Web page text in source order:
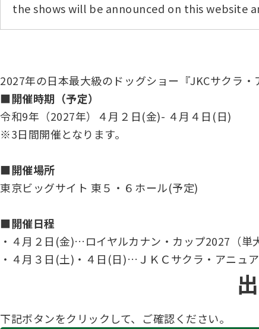
Obtaining the JKC Certified Export Pedigree
ジュニアハンドラー 過去
愛犬とのふれあい写真コンテストについて 愛犬
the shows will be announced on this website
2027年の日本最大級のドッグショー『JKCサクラ
■開催時期（予定）
令和9年（2027年）４月２日(金)- ４月４日(日)
※3日間開催となります。
■開催場所
東京ビッグサイト 東５・６ホール(予定)
■開催日程
・４月２日(金)…ロイヤルカナン・カップ2027（単
・４月３日(土)・４日(日)…ＪＫＣサクラ・アニュ
下記ボタンをクリックして、ご確認ください。